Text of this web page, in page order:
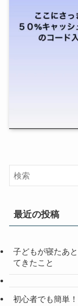
最近の投稿
子どもが寝たあ
てきたこと
初心者でも簡単